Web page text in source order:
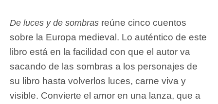
De luces y de sombras reúne cinco cuentos
sobre la Europa medieval. Lo auténtico de este
libro está en la facilidad con que el autor va
sacando de las sombras a los personajes de
su libro hasta volverlos luces, carne viva y
visible. Convierte el amor en una lanza, que a